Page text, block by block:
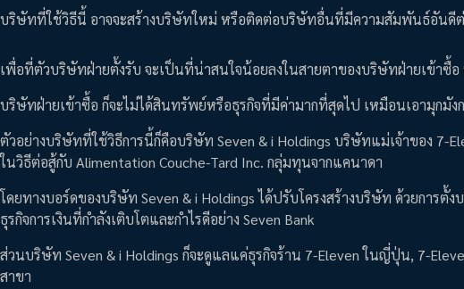
บริษัทที่ใช้วิธีนี้ อาจจะสร้างบริษัทใหม่ หรือติดต่อบริษัทอื่นที่มีความสัมพันธ์อัน
เพื่อที่ตัวบริษัทฝ่ายตั้งรับ จะเป็นที่น่าสนใจน้อยลงในสายตาของบริษัทฝ่ายเข้าซื้อ
บริษัทฝ่ายเข้าซื้อ ก็จะไม่ได้สินทรัพย์หรือธุรกิจที่มีค่ามากที่สุดไป เหมือนเอามุกมั
ตัวอย่างบริษัทที่ใช้วิธีการนี้ก็คือบริษัท Seven & i Holdings บริษัทแม่เจ้าของ 7-
ในวิธีต่อสู้กับ Alimentation Couche-Tard Inc. กลุ่มทุนจากแคนาดา
โดยทางบอร์ดของบริษัท Seven & i Holdings ได้ปรับโครงสร้างบริษัท ด้วยการ
ธุรกิจการเงินที่กำลังเติบโตและกำไรดีอย่าง Seven Bank
ส่วนบริษัท Seven & i Holdings ก็จะดูแลแค่ธุรกิจร้าน 7-Eleven ในญี่ปุ่น, 7-
สาขา